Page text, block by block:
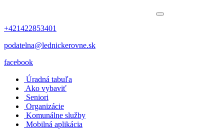
+421422853401
podatelna@lednickerovne.sk
facebook
Úradná tabuľa
Ako vybaviť
Seniori
Organizácie
Komunálne služby
Mobilná aplikácia